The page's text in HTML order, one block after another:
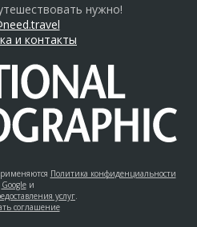
нужно!
и контакты
Политика конфиденциальности
Googleи
услуг.
соглашение